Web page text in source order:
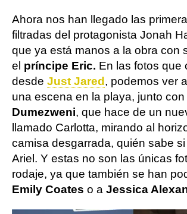
Ahora nos han llegado las
filtradas del protagonista Jonah
que ya está manos a la obra con
el príncipe Eric. En las fotos que
desde Just Jared , podemos ver
una escena en la playa, junto con
Dumezweni, que hace de un
llamado Carlotta, mirando al
camisa desgarrada, quién sabe
Ariel. Y estas no son las únicas
rodaje, ya que también se han
Emily Coates o a Jessica